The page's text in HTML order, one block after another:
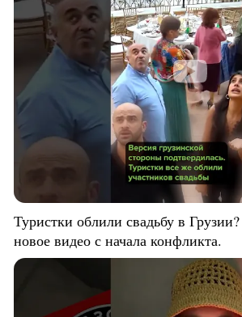
Туристки облили свадьбу в
новое видео с начала конфликта.